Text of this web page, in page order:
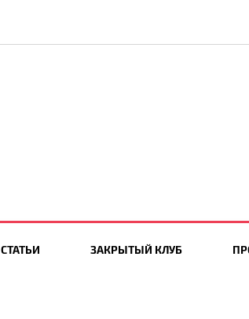
СТАТЬИ ЗАКРЫТЫЙ КЛУБ